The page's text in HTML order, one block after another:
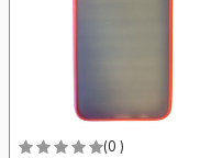
(0 )